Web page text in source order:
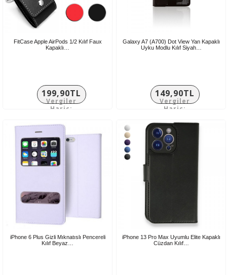
FitCase Apple AirPods 1/2 Kılıf Faux
Kapaklı…
199,90TL
Vergiler
Hariç:
Galaxy A7 (A700) Dot View Yan Kapaklı
Uyku Modlu Kılıf Siyah…
149,90TL
Vergiler
Hariç:
iPhone 6 Plus Gizli Mıknatıslı Pencereli
Kılıf Beyaz…
iPhone 13 Pro Max Uyumlu Elite Kapaklı
Cüzdan Kılıf…